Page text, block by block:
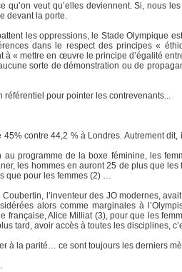
qu’on veut qu’elles deviennent. Si, nous
devant la porte.
les oppressions, le Stade Olympique
dans le respect des principes «
« mettre en œuvre le principe d’égalité
sorte de démonstration ou de
référentiel pour pointer les contrevenants...
contre 44,2 % à Londres. Autrement
programme de la boxe féminine, les
les hommes en auront 25 de plus que
que pour les femmes (2) …
l’inventeur des JO modernes,
alors comme marginales à
française, Alice Milliat (3), pour que les
tard, avoir accès à toutes les disciplines,
à la parité… ce sont toujours les derniers